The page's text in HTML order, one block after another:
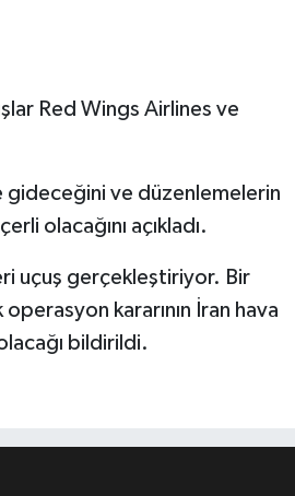
Red Wings Airlines ve
gideceğini ve düzenlemelerin
olacağını açıkladı.
uçuş gerçekleştiriyor. Bir
kararının İran hava
bildirildi.